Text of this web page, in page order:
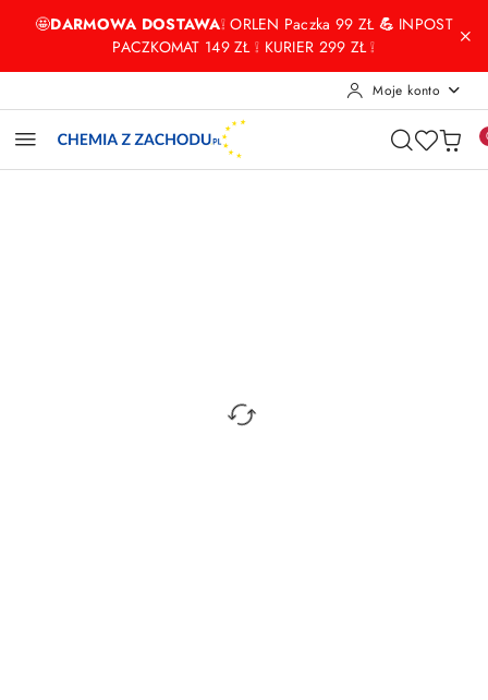
Przejdź do treści głównej
Przejdź do wyszukiwarki
Przejdź do moje konto
Przejdź do menu głównego
Przejdź do opisu produktu
Przejdź do stopki
🤩DARMOWA DOSTAWA❕ ORLEN Paczka 99 ZŁ💪 INPOST
PACZKOMAT 149 ZŁ ❕ KURIER 299 ZŁ ❕
Moje konto